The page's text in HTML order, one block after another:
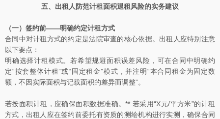
五、出租人防范计租面积退租风险的实务建议
（一）签约前——明确约定计租方式
合同中对计租方式的约定是法院审查的核心依据。出租人应特别注意
以下要点：
明确选择计租模式。若希望规避面积误差风险，可在合同中明确约
定“按套整体计租”或“固定租金”模式，并注明“本合同租金为固定数
额，不因实际面积与记载面积的差异而调整”。
若按面积计租，应确保面积数据准确。** 若采用“X元/平方米”的计租
方式，出租人应在签约前委托有资质的测绘机构进行实测，确保合同